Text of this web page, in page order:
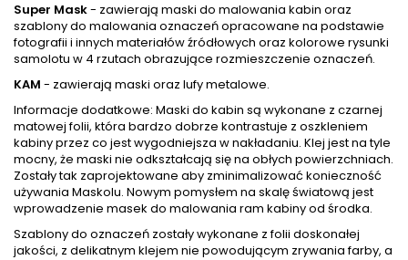
Super Mask- zawierają maski do malowania kabin oraz
szablony do malowania oznaczeń opracowane na podstawie
fotografii i innych materiałów źródłowych oraz kolorowe rysunki
samolotu w 4 rzutach obrazujące rozmieszczenie oznaczeń.
KAM - zawierają maski oraz lufy metalowe.
Informacje dodatkowe: Maski do kabin są wykonane z czarnej
matowej folii, która bardzo dobrze kontrastuje z oszkleniem
kabiny przez co jest wygodniejsza w nakładaniu. Klej jest na tyle
mocny, że maski nie odkształcają się na obłych powierzchniach.
Zostały tak zaprojektowane aby zminimalizować konieczność
używania Maskolu. Nowym pomysłem na skalę światową jest
wprowadzenie masek do malowania ram kabiny od środka.
Szablony do oznaczeń zostały wykonane z folii doskonałej
jakości, z delikatnym klejem nie powodującym zrywania farby, a